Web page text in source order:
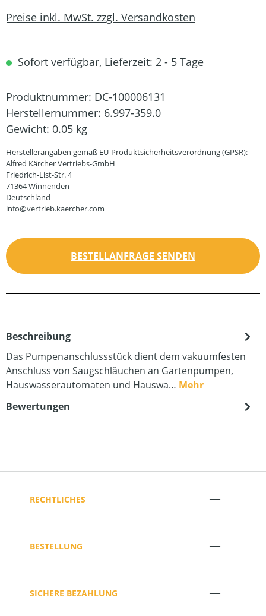
Preise inkl. MwSt. zzgl. Versandkosten
Sofort verfügbar, Lieferzeit: 2 - 5 Tage
Produktnummer: DC-100006131
Herstellernummer: 6.997-359.0
Gewicht: 0.05 kg
Herstellerangaben gemäß EU-Produktsicherheitsverordnung (GPSR):
Alfred Kärcher Vertriebs-GmbH
Friedrich-List-Str. 4
71364 Winnenden
Deutschland
info@vertrieb.kaercher.com
BESTELLANFRAGE SENDEN
Beschreibung
Das Pumpenanschlussstück dient dem vakuumfesten
Anschluss von Saugschläuchen an Gartenpumpen,
Hauswasserautomaten und Hauswa… Mehr
Bewertungen
RECHTLICHES
BESTELLUNG
SICHERE BEZAHLUNG